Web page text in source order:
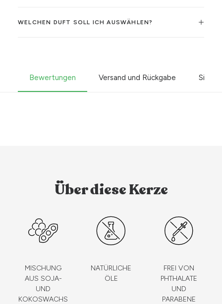
WELCHEN DUFT SOLL ICH AUSWÄHLEN?
Bewertungen Versand und Rückgabe
Über diese Kerze
MISCHUNG
AUS SOJA-
UND
KOKOSWACHS
NATÜRLICHE
ÖLE
FREI VON
PHTHALATE
UND
PARABENE